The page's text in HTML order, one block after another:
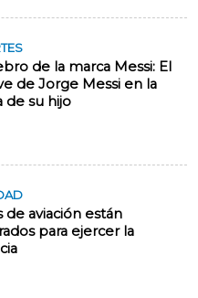
de la marca Messi: El
de Jorge Messi en la
de su hijo
de aviación están
para ejercer la